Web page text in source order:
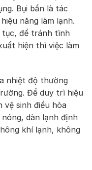
Bụi bẩn là tác
năng làm lạnh.
tục, để tránh tình
hiện thì việc làm
nhiệt độ thường
Để duy trì hiệu
vệ sinh điều hòa
dàn lạnh định
khí lạnh, không